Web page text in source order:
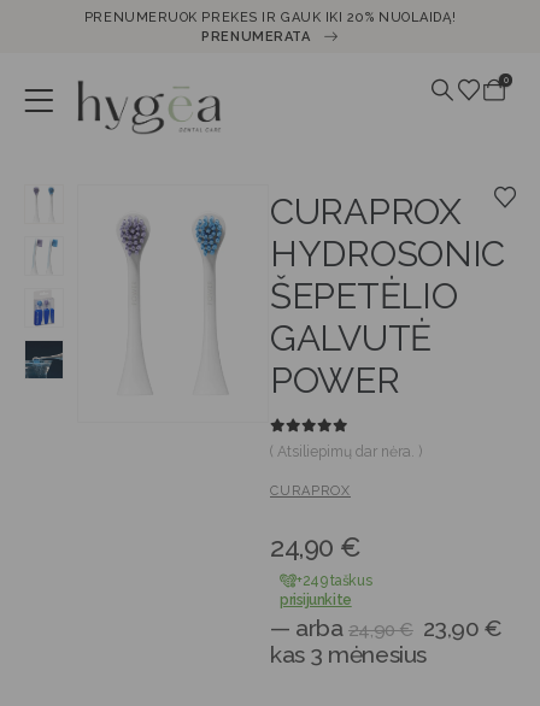
PRENUMERUOK PREKES IR GAUK IKI 20% NUOLAIDĄ!
PRENUMERATA
0
CURAPROX
HYDROSONIC
ŠEPETĖLIO
GALVUTĖ
POWER
0out of 5
( Atsiliepimų dar nėra. )
CURAPROX
24,90 €
+249 taškus
prisijunkite
— arba 24,90€ 23,90€
kas 3 mėnesius